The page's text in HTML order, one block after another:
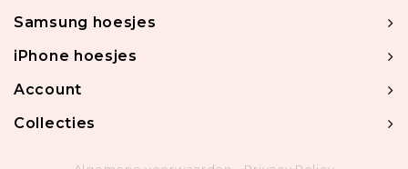
Samsung hoesjes
iPhone hoesjes
Account
Collecties